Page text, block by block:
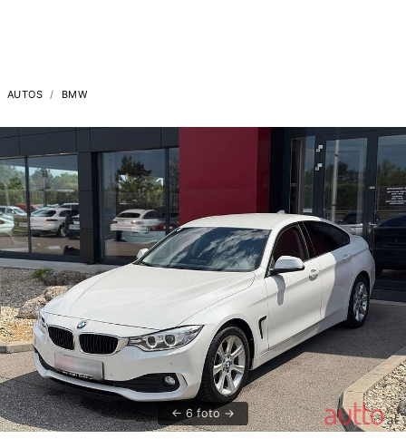
AUTOS BMW
6 foto